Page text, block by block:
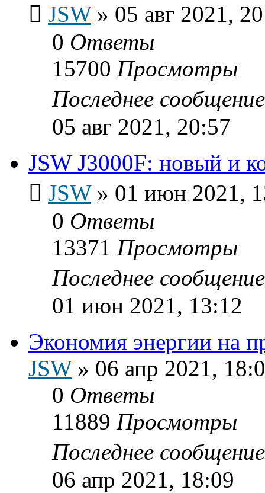
JSW» 05 авг 2021,
0 Ответы
15700 Просмотры
Последнее
05 авг 2021, 20:57
JSW J3000F: новый и
JSW» 01 июн 2021,
0 Ответы
13371 Просмотры
Последнее
01 июн 2021, 13:12
Экономия энергии на
JSW» 06 апр 2021,
0 Ответы
11889 Просмотры
Последнее
06 апр 2021, 18:09